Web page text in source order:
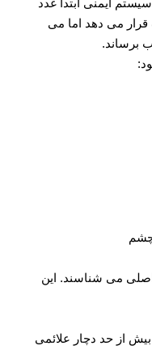
قرار می دهد اما می
برساند.
چشم
اصلی می شناسند. این
از حد دچار علائمی